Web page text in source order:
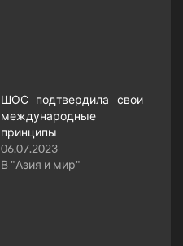
ШОС подтвердила свои
международные
принципы
06.07.2023
В "Азия и мир"